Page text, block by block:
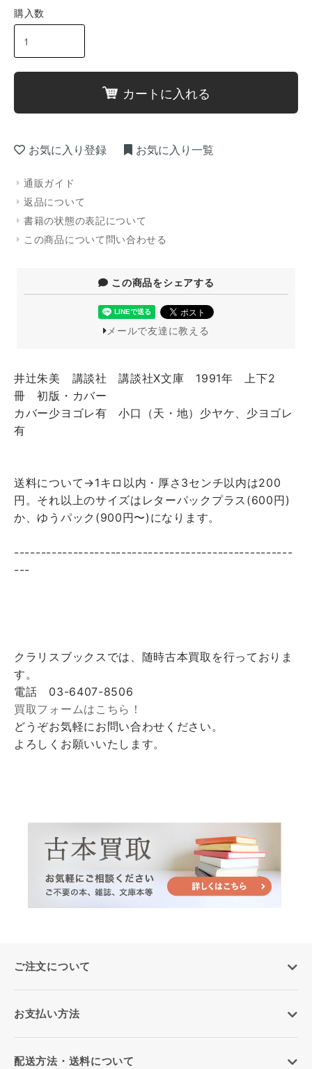
購入数
カートに入れる
お気に入り登録 お気に入り一覧
通販ガイド
返品について
書籍の状態の表記について
この商品について問い合わせる
この商品をシェアする
メールで友達に教える
井辻朱美 講談社 講談社X文庫 1991年 上下2
冊 初版・カバー
カバー少ヨゴレ有 小口（天・地）少ヤケ、少ヨゴレ
有
送料について→1キロ以内・厚さ3センチ以内は200
円。それ以上のサイズはレターパックプラス(600円)
か、ゆうパック(900円〜)になります。
----------------------------------------------------
---
クラリスブックスでは、随時古本買取を行っておりま
す。
電話 03-6407-8506
買取フォームはこちら！
どうぞお気軽にお問い合わせください。
よろしくお願いいたします。
ご注文について
お支払い方法
配送方法・送料について